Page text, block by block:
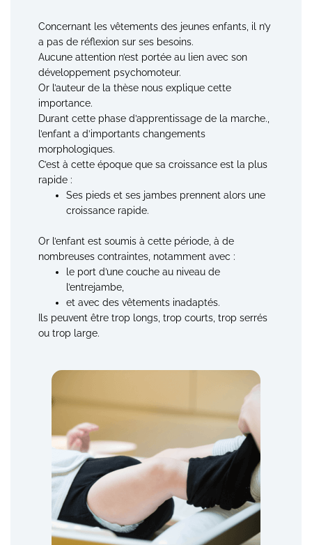
Concernant les vêtements des jeunes enfants, il n’y
a pas de réflexion sur ses besoins.
Aucune attention n’est portée au lien avec son
développement psychomoteur.
Or l’auteur de la thèse nous explique cette
importance.
Durant cette phase d’apprentissage de la marche.,
l’enfant a d’importants changements
morphologiques.
C’est à cette époque que sa croissance est la plus
rapide :
Ses pieds et ses jambes prennent alors une
croissance rapide.
Or l’enfant est soumis à cette période, à de
nombreuses contraintes, notamment avec :
le port d’une couche au niveau de
l’entrejambe,
et avec des vêtements inadaptés.
Ils peuvent être trop longs, trop courts, trop serrés
ou trop large.